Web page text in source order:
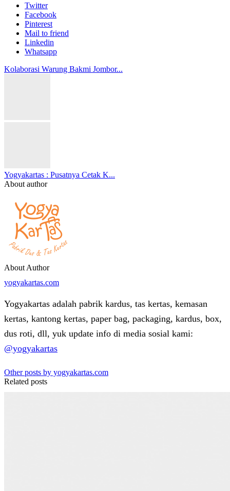
Twitter
Facebook
Pinterest
Mail to friend
Linkedin
Whatsapp
Kolaborasi Warung Bakmi Jombor...
Yogyakartas : Pusatnya Cetak K...
About author
About Author
yogyakartas.com
Yogyakartas adalah pabrik kardus, tas kertas, kemasan
kertas, kantong kertas, paper bag, packaging, kardus, box,
dus roti, dll, yuk update info di media sosial kami:
@yogyakartas
Other posts by yogyakartas.com
Related posts